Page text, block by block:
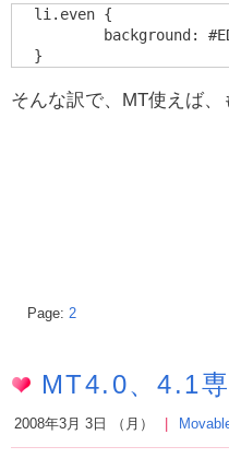
li.even {
そんな訳で、MT使えば
Page: 2
MT4.0、4.1
2008年3月 3日 （月）